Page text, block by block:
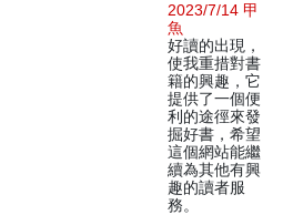
2023/7/14 甲
魚
好讀的出現，
使我重措對書
籍的興趣，它
提供了一個便
利的途徑來發
掘好書，希望
這個網站能繼
續為其他有興
趣的讀者服
務。